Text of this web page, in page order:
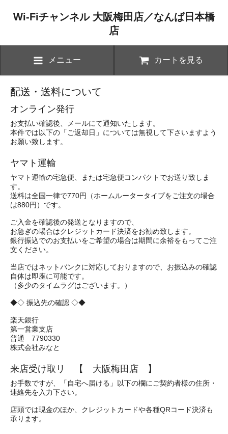
Wi-Fiチャンネル 大阪梅田店／なんば日本橋
店
メニュー カートを見る
配送・送料について
オンライン発行
お支払い確認後、メールにて通知いたします。
本件では以下の「ご返却日」については無視して下さいますよう
お願い致します。
ヤマト運輸
ヤマト運輸の宅急便、または宅急便コンパクトでお送り致しま
す。
送料は全国一律で770円（ホームルータータイプをご注文の場合
は880円）です。
ご入金を確認後の発送となりますので、
お急ぎの場合はクレジットカード決済をお勧め致します。
銀行振込でのお支払いをご希望の場合は期間に余裕をもってご注
文ください。
当店ではネットバンクに対応しておりますので、お振込みの確認
自体は即座に可能です。
（多少のタイムラグはございます。）
◆◇ 振込先の確認 ◇◆
楽天銀行
第一営業支店
普通 7790330
株式会社みなと
来店受け取リ 【 大阪梅田店 】
お手数ですが、「自宅へ届ける」以下の欄にご契約者様の住所・
連絡先を入力下さい。
店頭では現金のほか、クレジットカードや各種QRコード決済も
承ります。